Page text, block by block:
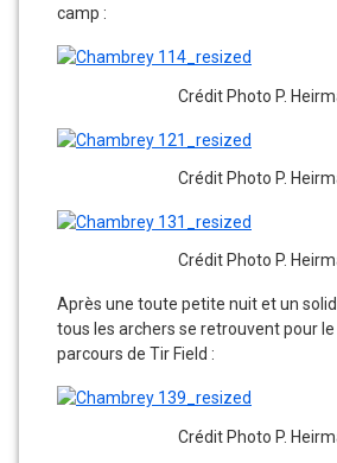
camp :
Crédit Photo P.
Crédit Photo P.
Crédit Photo P.
Après une toute petite nuit et un
tous les archers se retrouvent pour
parcours de Tir Field :
Crédit Photo P.